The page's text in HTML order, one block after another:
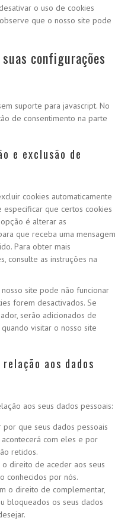
o uso de cookies
que o nosso site pode
configurações
suporte para javascript. No
de consentimento na parte
e exclusão de
cookies automaticamente
especificar que certos cookies
é alterar as
que receba uma mensagem
Para obter mais
consulte as instruções na
site pode não funcionar
forem desactivados. Se
serão adicionados de
visitar o nosso site
aos dados
aos seus dados pessoais:
que seus dados pessoais
com eles e por
retidos.
direito de aceder aos seus
conhecidos por nós.
o direito de complementar,
bloqueados os seus dados